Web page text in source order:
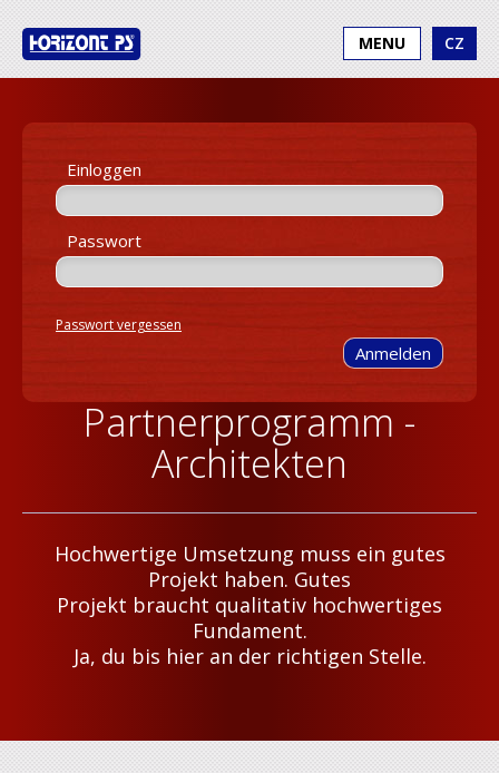
CZ
MENU
Einloggen
Passwort
Passwort vergessen
Partnerprogramm -
Architekten
Hochwertige Umsetzung muss ein gutes
Projekt haben. Gutes
Projekt braucht qualitativ hochwertiges
Fundament.
Ja, du bis hier an der richtigen Stelle.